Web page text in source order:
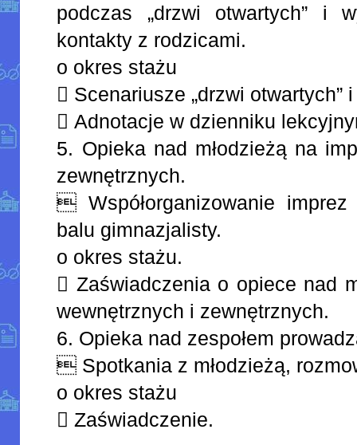
podczas „drzwi otwartych” i
kontakty z rodzicami.
o okres stażu
 Scenariusze „drzwi otwartych”
 Adnotacje w dzienniku
5. Opieka nad młodzieżą na
zewnętrznych.
 Współorganizowanie
balu gimnazjalisty.
o okres stażu.
 Zaświadczenia o opiece nad
wewnętrznych i zewnętrznych.
6. Opieka nad zespołem
 Spotkania z młodzieżą,
o okres stażu
 Zaświadczenie.